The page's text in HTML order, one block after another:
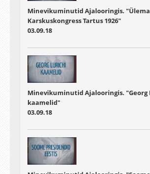
Minevikuminutid Ajalooringis.
Karskuskongress Tartus 1926"
03.09.18
Minevikuminutid Ajalooringis. "Georg
kaamelid"
03.09.18